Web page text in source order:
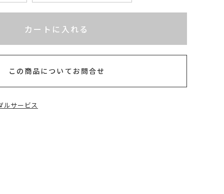
カートに入れる
この商品についてお問合せ
ルサービス